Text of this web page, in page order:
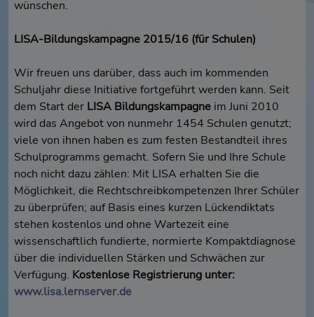
wünschen.
LISA-Bildungskampagne 2015/16 (für Schulen)
Wir freuen uns darüber, dass auch im kommenden
Schuljahr diese Initiative fortgeführt werden kann. Seit
dem Start der LISA Bildungskampagne im Juni 2010
wird das Angebot von nunmehr 1454 Schulen genutzt;
viele von ihnen haben es zum festen Bestandteil ihres
Schulprogramms gemacht. Sofern Sie und Ihre Schule
noch nicht dazu zählen: Mit LISA erhalten Sie die
Möglichkeit, die Rechtschreibkompetenzen Ihrer Schüler
zu überprüfen; auf Basis eines kurzen Lückendiktats
stehen kostenlos und ohne Wartezeit eine
wissenschaftlich fundierte, normierte Kompaktdiagnose
über die individuellen Stärken und Schwächen zur
Verfügung. Kostenlose Registrierung unter:
www.lisa.lernserver.de